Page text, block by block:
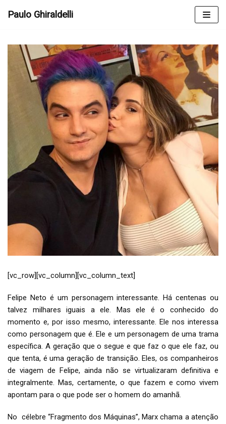
Skip
Paulo Ghiraldelli
[vc_row][vc_column][vc_column_text]
Felipe Neto é um personagem interessante. Há centenas ou
talvez milhares iguais a ele. Mas ele é o conhecido do
momento e, por isso mesmo, interessante. Ele nos interessa
como personagem que é. Ele e um personagem de uma trama
específica. A geração que o segue e que faz o que ele faz, ou
que tenta, é uma geração de transição. Eles, os companheiros
de viagem de Felipe, ainda não se virtualizaram definitiva e
integralmente. Mas, certamente, o que fazem e como vivem
apontam para o que pode ser o homem do amanhã.
No célebre “Fragmento dos Máquinas”, Marx chama a atenção